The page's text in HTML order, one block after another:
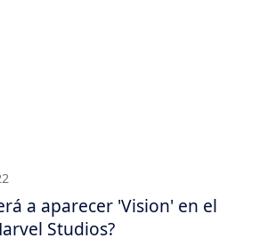
a aparecer 'Vision' en el
Studios?